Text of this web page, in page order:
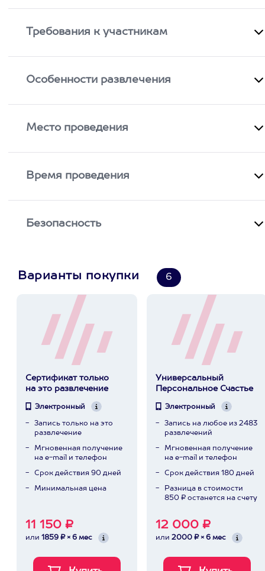
Требования к участникам
Особенности развлечения
Место проведения
Время проведения
Безопасность
Варианты покупки 6
Сертификат только
на это развлечение
Электронный
Запись только на это
развлечение
Мгновенная получение
на e-mail и телефон
Срок действия 90 дней
Минимальная цена
11 150 ₽
или 1859 ₽ × 6 мес
Универсальный
Персональное Счастье
Электронный
Запись на любое из 2483
развлечений
Мгновенная получение
на e-mail и телефон
Срок действия 180 дней
Разница в стоимости
850 ₽ останется на счету
12 000 ₽
или 2000 ₽ × 6 мес